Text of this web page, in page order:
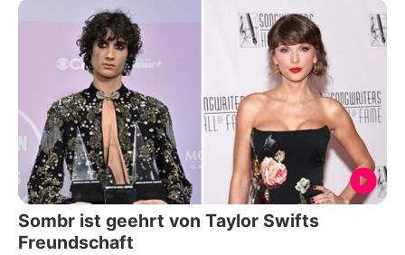
Sombr ist geehrt von Taylor Swifts
Freundschaft